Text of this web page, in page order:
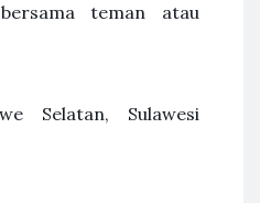
teman atau
Selatan, Sulawesi